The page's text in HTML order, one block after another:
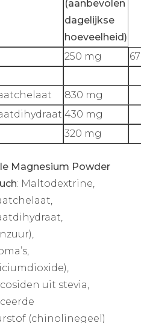
(aanbevolen
dagelijkse
hoeveelheid)
250 mg
830 mg
430 mg
320 mg
Magnesium Powder
: Maltodextrine,
uit stevia,
(chinolinegeel)